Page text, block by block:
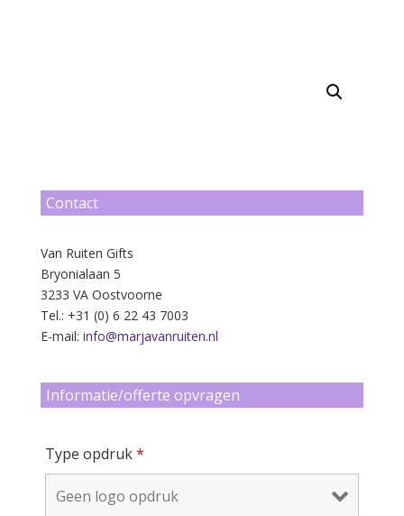
Contact
Van Ruiten Gifts
Bryonialaan 5
3233 VA Oostvoorne
Tel.: +31 (0) 6 22 43 7003
E-mail: info@marjavanruiten.nl
Informatie/offerte opvragen
Type opdruk*